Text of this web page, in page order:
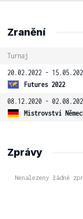
Zranění
Turnaj
20.02.2022 -
Futures 2022
08.12.2020 -
Mistrovství
Zprávy
Nenalezeny žádné